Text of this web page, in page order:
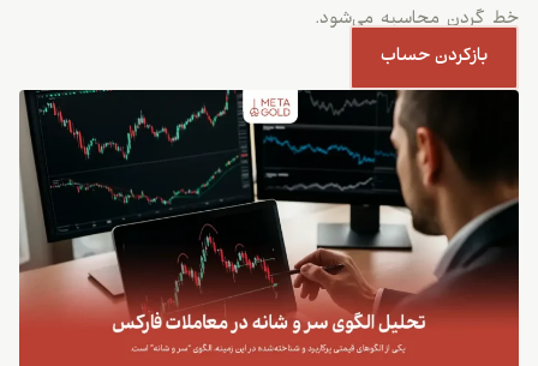
خط گردن محاسبه می‌شود.
بازکردن حساب